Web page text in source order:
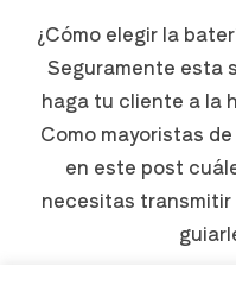
¿Cómo elegir la
Seguramente esta
haga tu cliente a la
Como mayoristas
en este post
necesitas